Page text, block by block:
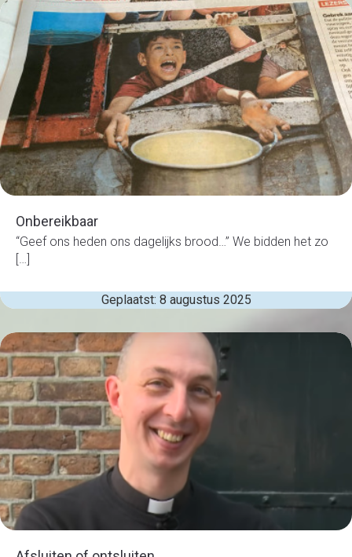
Onbereikbaar
“Geef ons heden ons dagelijks brood…” We bidden het zo
[…]
Geplaatst: 8 augustus 2025